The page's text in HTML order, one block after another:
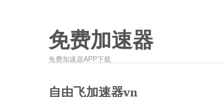
免费加速器
免费加速器APP下载
自由飞加速器vn